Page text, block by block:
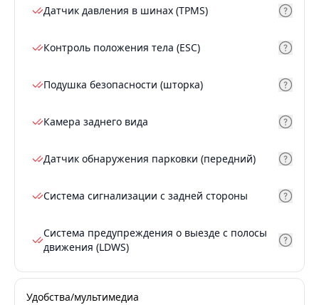
Датчик давления в шинах (TPMS)
Контроль положения тела (ESC)
Подушка безопасности (шторка)
Камера заднего вида
Датчик обнаружения парковки (передний)
Система сигнализации с задней стороны
Система предупреждения о выезде с полосы
движения (LDWS)
Удобства/мультимедиа